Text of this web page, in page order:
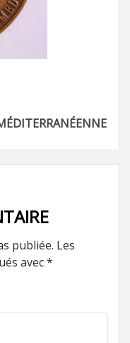
publiée. Les
avec*